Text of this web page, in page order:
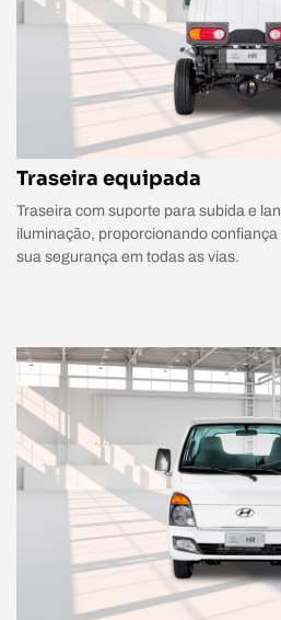
Traseira equipada
Traseira com suporte para subida e
iluminação, proporcionando
sua segurança em todas as vias.